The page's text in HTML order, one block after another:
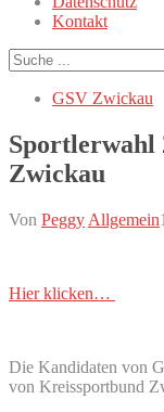
Kontakt
GSV Zwickau
Sportlerwahl
Zwickau
Von Peggy Allgemein
Hier klicken…
Die Kandidaten von
von Kreissportbund